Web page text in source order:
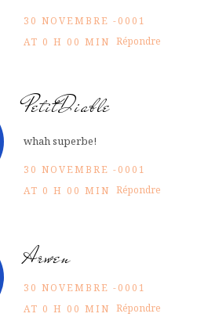
30 NOVEMBRE -0001
AT 0 H 00 MIN Répondre
PetitDiable
whah superbe!
30 NOVEMBRE -0001
AT 0 H 00 MIN Répondre
Arwen
30 NOVEMBRE -0001
AT 0 H 00 MIN Répondre